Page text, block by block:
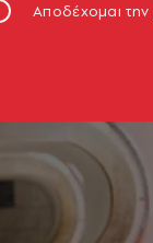
Αποδέχομαι την